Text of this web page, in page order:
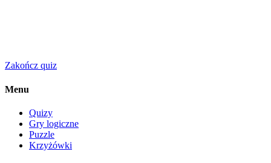
Zakończ quiz
Menu
Quizy
Gry logiczne
Puzzle
Krzyżówki